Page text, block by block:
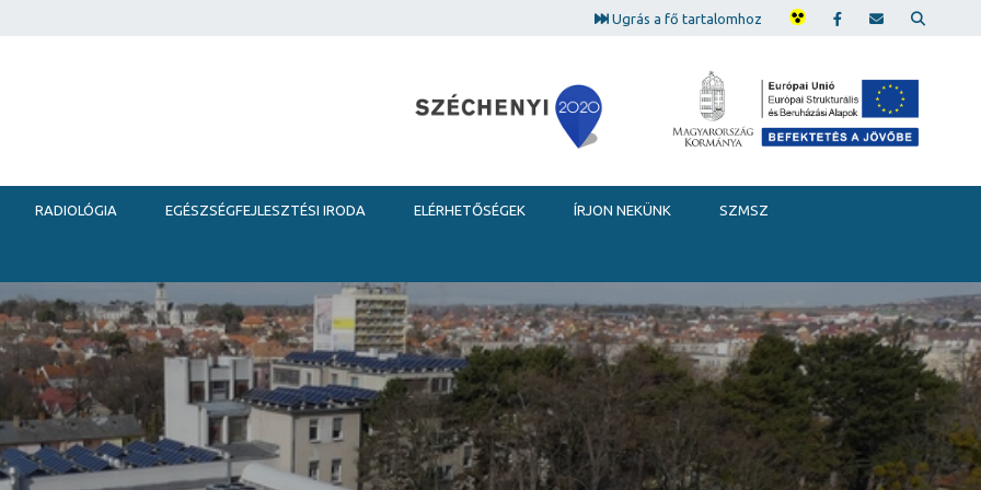
Ugrás a fő tartalomhoz
RADIOLÓGIA EGÉSZSÉGFEJLESZTÉSI IRODA ELÉRHETŐSÉGEK ÍRJON NEKÜNK SZMSZ